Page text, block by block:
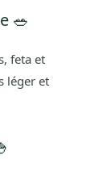
🥗
feta et
léger et